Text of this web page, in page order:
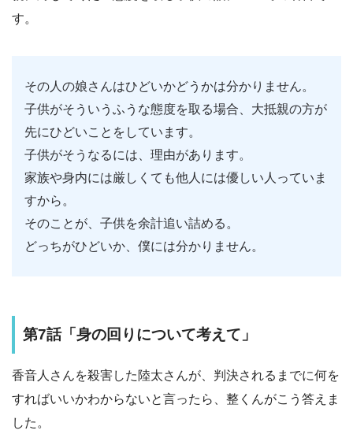
す。
その人の娘さんはひどいかどうかは分かりません。
子供がそういうふうな態度を取る場合、大抵親の方が
先にひどいことをしています。
子供がそうなるには、理由があります。
家族や身内には厳しくても他人には優しい人っていま
すから。
そのことが、子供を余計追い詰める。
どっちがひどいか、僕には分かりません。
第7話「身の回りについて考えて」
香音人さんを殺害した陸太さんが、判決されるまでに何を
すればいいかわからないと言ったら、整くんがこう答えま
した。